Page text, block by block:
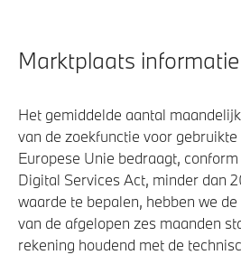
Marktplaats informatie
Het gemiddelde aantal
van de zoekfunctie voor
Europese Unie bedraagt,
Digital Services Act, minder dan
waarde te bepalen, hebben we
van de afgelopen zes maanden
rekening houdend met de